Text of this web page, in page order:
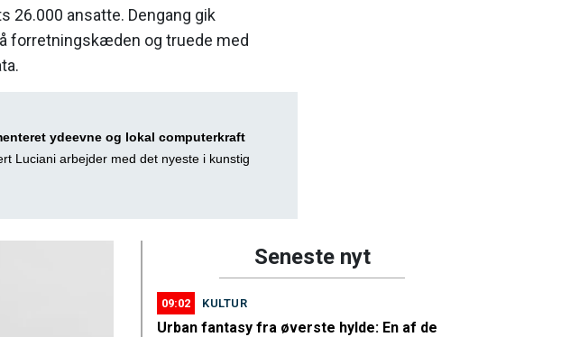
26.000 ansatte. Dengang gik
forretningskæden og truede med
ydeevne og lokal computerkraft
Luciani arbejder med det nyeste i kunstig
Seneste nyt
09:02 KULTUR
Urban fantasy fra øverste hylde: En af de